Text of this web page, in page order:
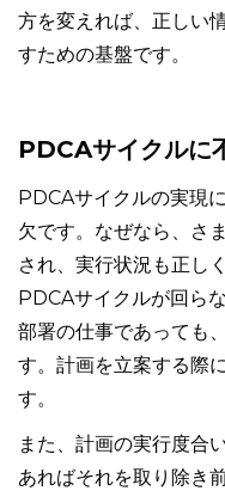
方を変えれば、正しい
すための基盤です。
PDCAサイクルに
PDCAサイクルの実現
欠です。なぜなら、さ
され、実行状況も正し
PDCAサイクルが回ら
部署の仕事であっても
す。計画を立案する際
す。
また、計画の実行度合
あればそれを取り除き